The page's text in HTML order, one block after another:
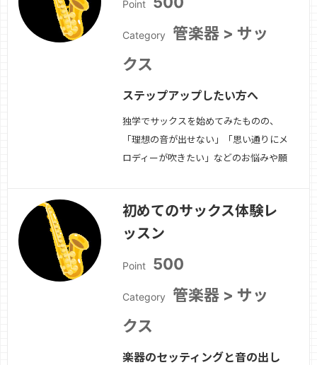
Point
Category
管楽器 > サッ
クス
ステップアップしたい方へ
独学でサックスを始めてみたものの、
「理想の音が出せない」「思い通りにメ
ロディーが吹きたい」などのお悩みや願
ワンポイントアドバイスと練習方法など
をお伝えしていきます。また、今後のレ
う。続きを見る »
初めてのサックス体験レ
ッスン
Point 500
Category
管楽器 > サッ
クス
楽器のセッティングと音の出し